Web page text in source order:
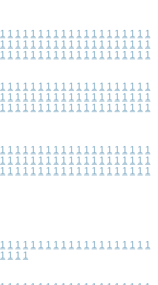
1 1 1 1 1 1 1 1 1 1 1 1 1 1 1 1 1 1 1 1
1 1 1 1 1 1 1 1 1 1 1 1 1 1 1 1 1 1 1 1
1 1 1 1 1 1 1 1 1 1 1 1 1 1 1 1 1 1 1 1
1 1 1 1 1 1 1 1 1 1 1 1 1 1 1 1 1 1 1 1
1 1 1 1 1 1 1 1 1 1 1 1 1 1 1 1 1 1 1 1
1 1 1 1 1 1 1 1 1 1 1 1 1 1 1 1 1 1 1 1
1 1 1 1 1 1 1 1 1 1 1 1 1 1 1 1 1 1 1 1
1 1 1 1 1 1 1 1 1 1 1 1 1 1 1 1 1 1 1 1
1 1 1 1 1 1 1 1 1 1 1 1 1 1 1 1 1 1 1 1
1 1 1 1 1 1 1 1 1 1 1 1 1 1 1 1 1 1 1 1
1 1 1 1